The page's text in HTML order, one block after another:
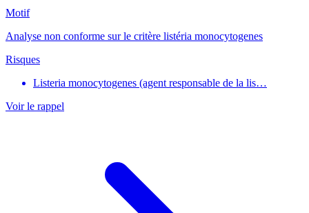
Motif
Analyse non conforme sur le critère listéria monocytogenes
Risques
Listeria monocytogenes (agent responsable de la lis…
Voir le rappel